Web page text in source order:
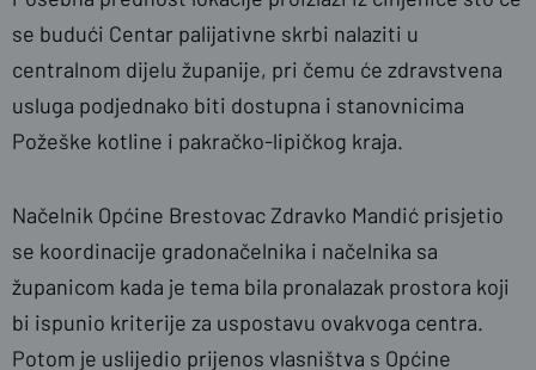
se budući Centar palijativne skrbi nalaziti u
centralnom dijelu županije, pri čemu će zdravstvena
usluga podjednako biti dostupna i stanovnicima
Požeške kotline i pakračko-lipičkog kraja.
Načelnik Općine Brestovac Zdravko Mandić prisjetio
se koordinacije gradonačelnika i načelnika sa
županicom kada je tema bila pronalazak prostora koji
bi ispunio kriterije za uspostavu ovakvoga centra.
Potom je uslijedio prijenos vlasništva s Općine